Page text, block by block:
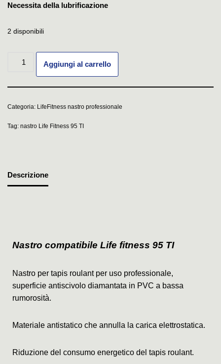
Necessita della lubrificazione
2 disponibili
Aggiungi al carrello
Categoria: LifeFitness nastro professionale
Tag: nastro Life Fitness 95 TI
Descrizione
Nastro compatibile Life fitness 95 TI
Nastro per tapis roulant per uso professionale,
superficie antiscivolo diamantata in PVC a bassa
rumorosità.
Materiale antistatico che annulla la carica elettrostatica.
Riduzione del consumo energetico del tapis roulant.